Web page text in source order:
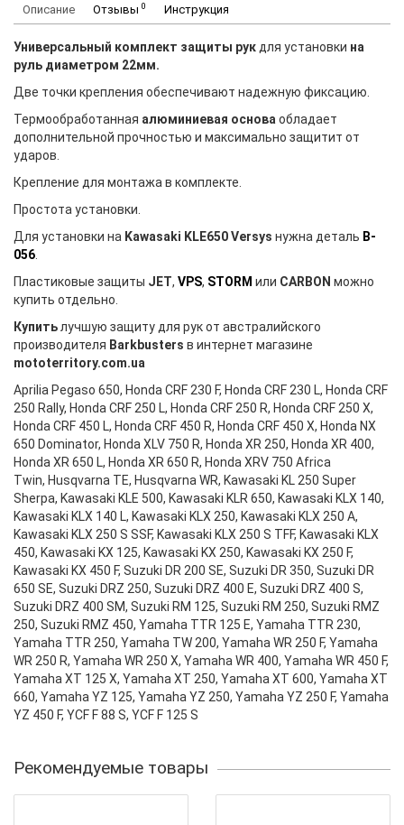
Описание Отзывы 0 Инструкция
Универсальный комплект защиты рук для установки на
руль диаметром 22мм.
Две точки крепления обеспечивают надежную фиксацию.
Термообработанная алюминиевая основа обладает
дополнительной прочностью и максимально защитит от
ударов.
Крепление для монтажа в комплекте.
Простота установки.
Для установки на Kawasaki KLE650 Versys нужна деталь B-
056
Пластиковые защиты JET, VPS, STORM или CARBON можно
купить отдельно.
Купитьлучшую защиту для рук от австралийского
производителя Barkbusters в интернет магазине
mototerritory.com.ua
Aprilia Pegaso 650, Honda CRF 230 F, Honda CRF 230 L, Honda CRF
250 Rally, Honda CRF 250 L, Honda CRF 250 R, Honda CRF 250 X,
Honda CRF 450 L, Honda CRF 450 R, Honda CRF 450 X, Honda NX
650 Dominator, Honda XLV 750 R, Honda XR 250, Honda XR 400,
Honda XR 650 L, Honda XR 650 R, Honda XRV 750 Africa
Twin, Husqvarna TE, Husqvarna WR, Kawasaki KL 250 Super
Sherpa, Kawasaki KLE 500, Kawasaki KLR 650, Kawasaki KLX 140,
Kawasaki KLX 140 L, Kawasaki KLX 250, Kawasaki KLX 250 A,
Kawasaki KLX 250 S SSF, Kawasaki KLX 250 S TFF, Kawasaki KLX
450, Kawasaki KX 125, Kawasaki KX 250, Kawasaki KX 250 F,
Kawasaki KX 450 F, Suzuki DR 200 SE, Suzuki DR 350, Suzuki DR
650 SE, Suzuki DRZ 250, Suzuki DRZ 400 Е, Suzuki DRZ 400 S,
Suzuki DRZ 400 SM, Suzuki RM 125, Suzuki RM 250, Suzuki RMZ
250, Suzuki RMZ 450, Yamaha TTR 125 E, Yamaha TTR 230,
Yamaha TTR 250, Yamaha TW 200, Yamaha WR 250 F, Yamaha
WR 250 R, Yamaha WR 250 X, Yamaha WR 400, Yamaha WR 450 F,
Yamaha XT 125 X, Yamaha XT 250, Yamaha XT 600, Yamaha XT
660, Yamaha YZ 125, Yamaha YZ 250, Yamaha YZ 250 F, Yamaha
YZ 450 F, YCF F 88 S, YCF F 125 S
Рекомендуемые товары